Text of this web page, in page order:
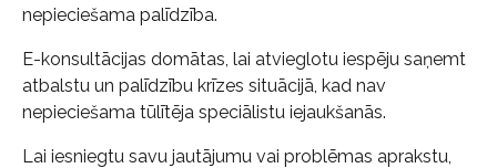
nepieciešama palīdzība.
E-konsultācijas domātas, lai atvieglotu iespēju saņemt
atbalstu un palīdzību krīzes situācijā, kad nav
nepieciešama tūlītēja speciālistu iejaukšanās.
Lai iesniegtu savu jautājumu vai problēmas aprakstu,